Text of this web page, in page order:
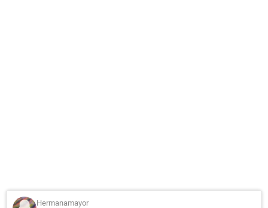
Hermanamayor